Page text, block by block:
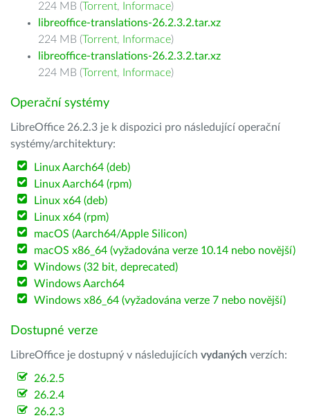
224 MB (Torrent, Informace)
libreoffice-translations-26.2.3.2.tar.xz
224 MB (Torrent, Informace)
libreoffice-translations-26.2.3.2.tar.xz
224 MB (Torrent, Informace)
Operační systémy
LibreOffice 26.2.3 je k dispozici pro následující operační
systémy/architektury:
Linux Aarch64 (deb)
Linux Aarch64 (rpm)
Linux x64 (deb)
Linux x64 (rpm)
macOS (Aarch64/Apple Silicon)
macOS x86_64 (vyžadována verze 10.14 nebo novější)
Windows (32 bit, deprecated)
Windows Aarch64
Windows x86_64 (vyžadována verze 7 nebo novější)
Dostupné verze
LibreOffice je dostupný v následujících vydaných verzích:
26.2.5
26.2.4
26.2.3